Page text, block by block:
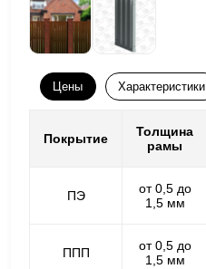
Цены Характеристики
Покрытие
Толщина
рамы
ПЭ
от 0,5 до
1,5 мм
ППП
от 0,5 до
1,5 мм